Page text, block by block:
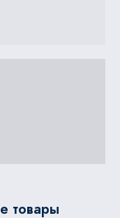
товары